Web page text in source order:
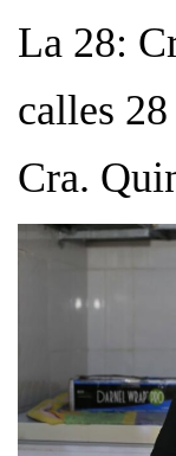
La 28:
calles
Cra.